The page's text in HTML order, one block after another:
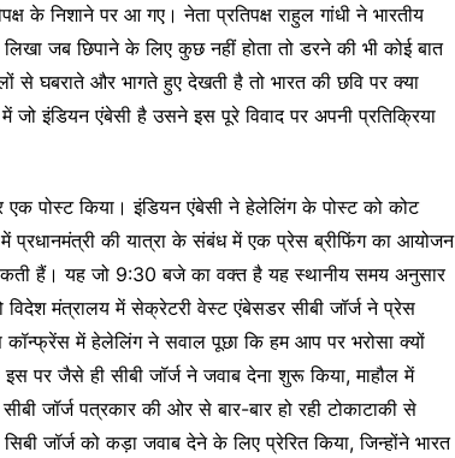
के निशाने पर आ गए। नेता प्रतिपक्ष राहुल गांधी ने भारतीय
जब छिपाने के लिए कुछ नहीं होता तो डरने की भी कोई बात
से घबराते और भागते हुए देखती है तो भारत की छवि पर क्या
इंडियन एंबेसी है उसने इस पूरे विवाद पर अपनी प्रतिक्रिया
एक पोस्ट किया। इंडियन एंबेसी ने हेलेलिंग के पोस्ट को कोट
की यात्रा के संबंध में एक प्रेस ब्रीफिंग का आयोजन
हैं। यह जो 9:30 बजे का वक्त है यह स्थानीय समय अनुसार
विदेश मंत्रालय में सेक्रेटरी वेस्ट एंबेसडर सीबी जॉर्ज ने प्रेस
कॉन्फ्रेंस में हेलेलिंग ने सवाल पूछा कि हम आप पर भरोसा क्यों
पर जैसे ही सीबी जॉर्ज ने जवाब देना शुरू किया, माहौल में
जॉर्ज पत्रकार की ओर से बार-बार हो रही टोकाटाकी से
जॉर्ज को कड़ा जवाब देने के लिए प्रेरित किया, जिन्होंने भारत